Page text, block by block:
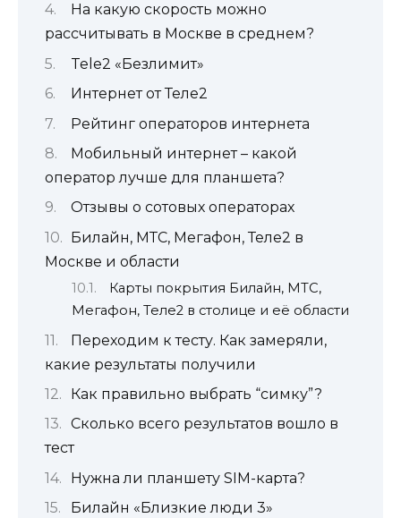
На какую скорость можно
рассчитывать в Москве в среднем?
Tele2 «Безлимит»
Интернет от Теле2
Рейтинг операторов интернета
Мобильный интернет – какой
оператор лучше для планшета?
Отзывы о сотовых операторах
Билайн, МТС, Мегафон, Теле2 в
Москве и области
Карты покрытия Билайн, МТС,
Мегафон, Теле2 в столице и её области
Переходим к тесту. Как замеряли,
какие результаты получили
Как правильно выбрать “симку”?
Сколько всего результатов вошло в
тест
Нужна ли планшету SIM-карта?
Билайн «Близкие люди 3»